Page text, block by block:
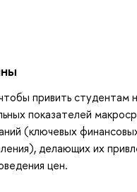
привить
показателей
(ключевых
делающих их
цен.